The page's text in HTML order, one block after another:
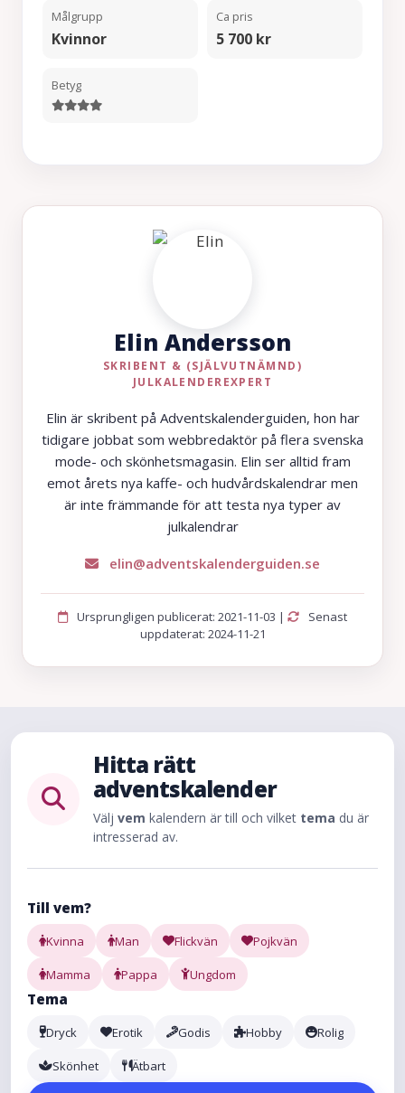
Målgrupp
Kvinnor
Ca pris
5 700 kr
Betyg
Elin Andersson
SKRIBENT & (SJÄLVUTNÄMND)
JULKALENDEREXPERT
Elin är skribent på Adventskalenderguiden, hon har
tidigare jobbat som webbredaktör på flera svenska
mode- och skönhetsmagasin. Elin ser alltid fram
emot årets nya kaffe- och hudvårdskalendrar men
är inte främmande för att testa nya typer av
julkalendrar
elin@adventskalenderguiden.se
Ursprungligen publicerat: 2021-11-03 |
Senast
uppdaterat: 2024-11-21
Hitta rätt
adventskalender
Välj vem kalendern är till och vilket tema du är
intresserad av.
Till vem?
Kvinna Man Flickvän Pojkvän
Mamma Pappa Ungdom
Tema
Dryck Erotik Godis Hobby Rolig
Skönhet Ätbart